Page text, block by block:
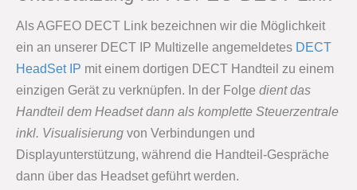
Als AGFEO DECT Link bezeichnen wir die Möglichkeit
ein an unserer DECT IP Multizelle angemeldetes DECT
HeadSet IP mit einem dortigen DECT Handteil zu einem
einzigen Gerät zu verknüpfen. In der Folge dient das
Handteil dem Headset dann als komplette Steuerzentrale
inkl. Visualisierung von Verbindungen und
Displayunterstützung, während die Handteil-Gespräche
dann über das Headset geführt werden.